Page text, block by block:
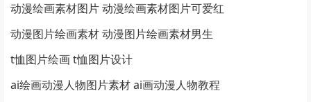
动漫绘画素材图片 动漫绘画素材图片可爱红
动漫图片绘画素材 动漫图片绘画素材男生
t恤图片绘画 t恤图片设计
ai绘画动漫人物图片素材 ai画动漫人物教程